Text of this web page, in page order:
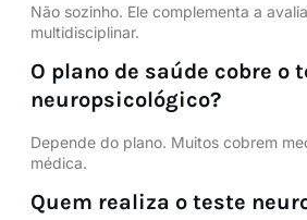
Não sozinho. Ele complementa a
multidisciplinar.
O plano de saúde cobre o
neuropsicológico?
Depende do plano. Muitos cobrem
médica.
Quem realiza o teste